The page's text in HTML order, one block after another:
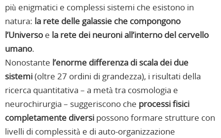
più enigmatici e complessi sistemi che esistono in
natura: la rete delle galassie che compongono
l’Universo e la rete dei neuroni all’interno del cervello
umano.
Nonostante l’enorme differenza di scala dei due
sistemi(oltre 27 ordini di grandezza), i risultati della
ricerca quantitativa – a metà tra cosmologia e
neurochirurgia – suggeriscono che processi fisici
completamente diversi possono formare strutture con
livelli di complessità e di auto-organizzazione